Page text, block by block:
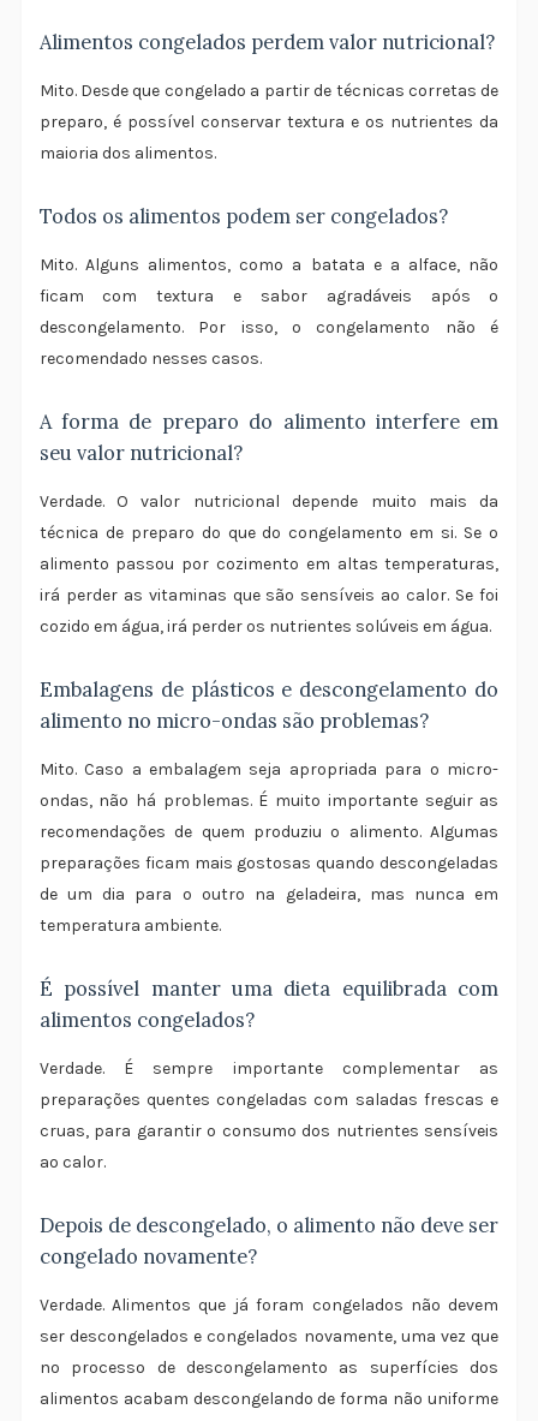
Alimentos congelados perdem valor nutricional?
Mito. Desde que congelado a partir de técnicas corretas de
preparo, é possível conservar textura e os nutrientes da
maioria dos alimentos.
Todos os alimentos podem ser congelados?
Mito. Alguns alimentos, como a batata e a alface, não
ficam com textura e sabor agradáveis após o
descongelamento. Por isso, o congelamento não é
recomendado nesses casos.
A forma de preparo do alimento interfere em
seu valor nutricional?
Verdade. O valor nutricional depende muito mais da
técnica de preparo do que do congelamento em si. Se o
alimento passou por cozimento em altas temperaturas,
irá perder as vitaminas que são sensíveis ao calor. Se foi
cozido em água, irá perder os nutrientes solúveis em água.
Embalagens de plásticos e descongelamento do
alimento no micro-ondas são problemas?
Mito. Caso a embalagem seja apropriada para o micro-
ondas, não há problemas. É muito importante seguir as
recomendações de quem produziu o alimento. Algumas
preparações ficam mais gostosas quando descongeladas
de um dia para o outro na geladeira, mas nunca em
temperatura ambiente.
É possível manter uma dieta equilibrada com
alimentos congelados?
Verdade. É sempre importante complementar as
preparações quentes congeladas com saladas frescas e
cruas, para garantir o consumo dos nutrientes sensíveis
ao calor.
Depois de descongelado, o alimento não deve ser
congelado novamente?
Verdade. Alimentos que já foram congelados não devem
ser descongelados e congelados novamente, uma vez que
no processo de descongelamento as superfícies dos
alimentos acabam descongelando de forma não uniforme